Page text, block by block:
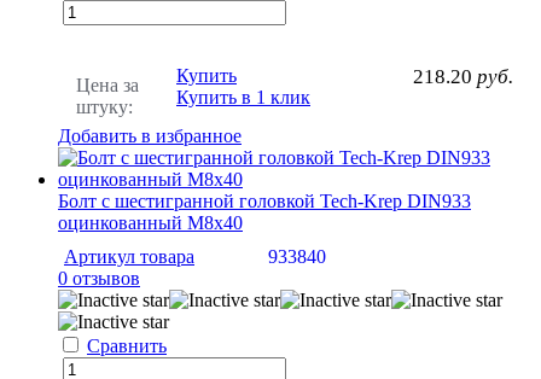
Цена за
штуку:
218.20 руб.
Купить
Купить в 1 клик
Добавить в избранное
Болт с шестигранной головкой Tech-Krep DIN933
оцинкованный М8х40
Артикул товара
933840
0 отзывов
Сравнить